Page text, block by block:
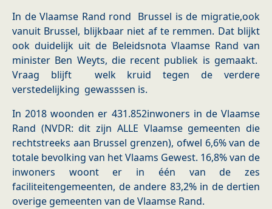
In de Vlaamse Rand rond Brussel is de migratie,ook
vanuit Brussel, blijkbaar niet af te remmen. Dat blijkt
ook duidelijk uit de Beleidsnota Vlaamse Rand van
minister Ben Weyts, die recent publiek is gemaakt.
Vraag blijft welk kruid tegen de verdere
verstedelijking gewasssen is.
In 2018 woonden er 431.852inwoners in de Vlaamse
Rand (NVDR: dit zijn ALLE Vlaamse gemeenten die
rechtstreeks aan Brussel grenzen), ofwel 6,6% van de
totale bevolking van het Vlaams Gewest. 16,8% van de
inwoners woont er in één van de zes
faciliteitengemeenten, de andere 83,2% in de dertien
overige gemeenten van de Vlaamse Rand.